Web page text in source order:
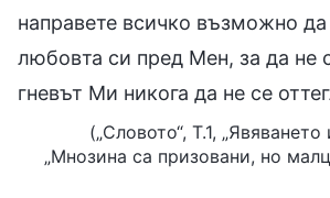
направете всичко възможно да
любовта си пред Мен, за да не
гневът Ми никога да не се
(„Словото“, Т.1,
„Мнозина са призовани, но